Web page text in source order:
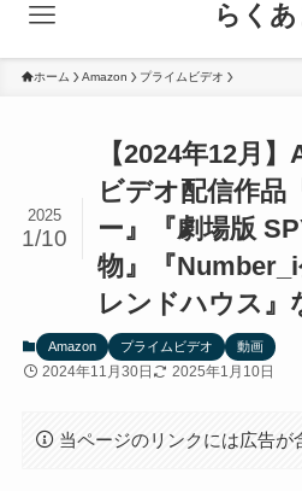
らくあ
ホーム Amazon プライムビデオ
【2024年12月
ビデオ配信作品
ー』『劇場版
物』『
レンドハウス』
2025
1/10
Amazon プライムビデオ 動画
2024年11月30日 2025年1月10日
当ページのリンクには広告が